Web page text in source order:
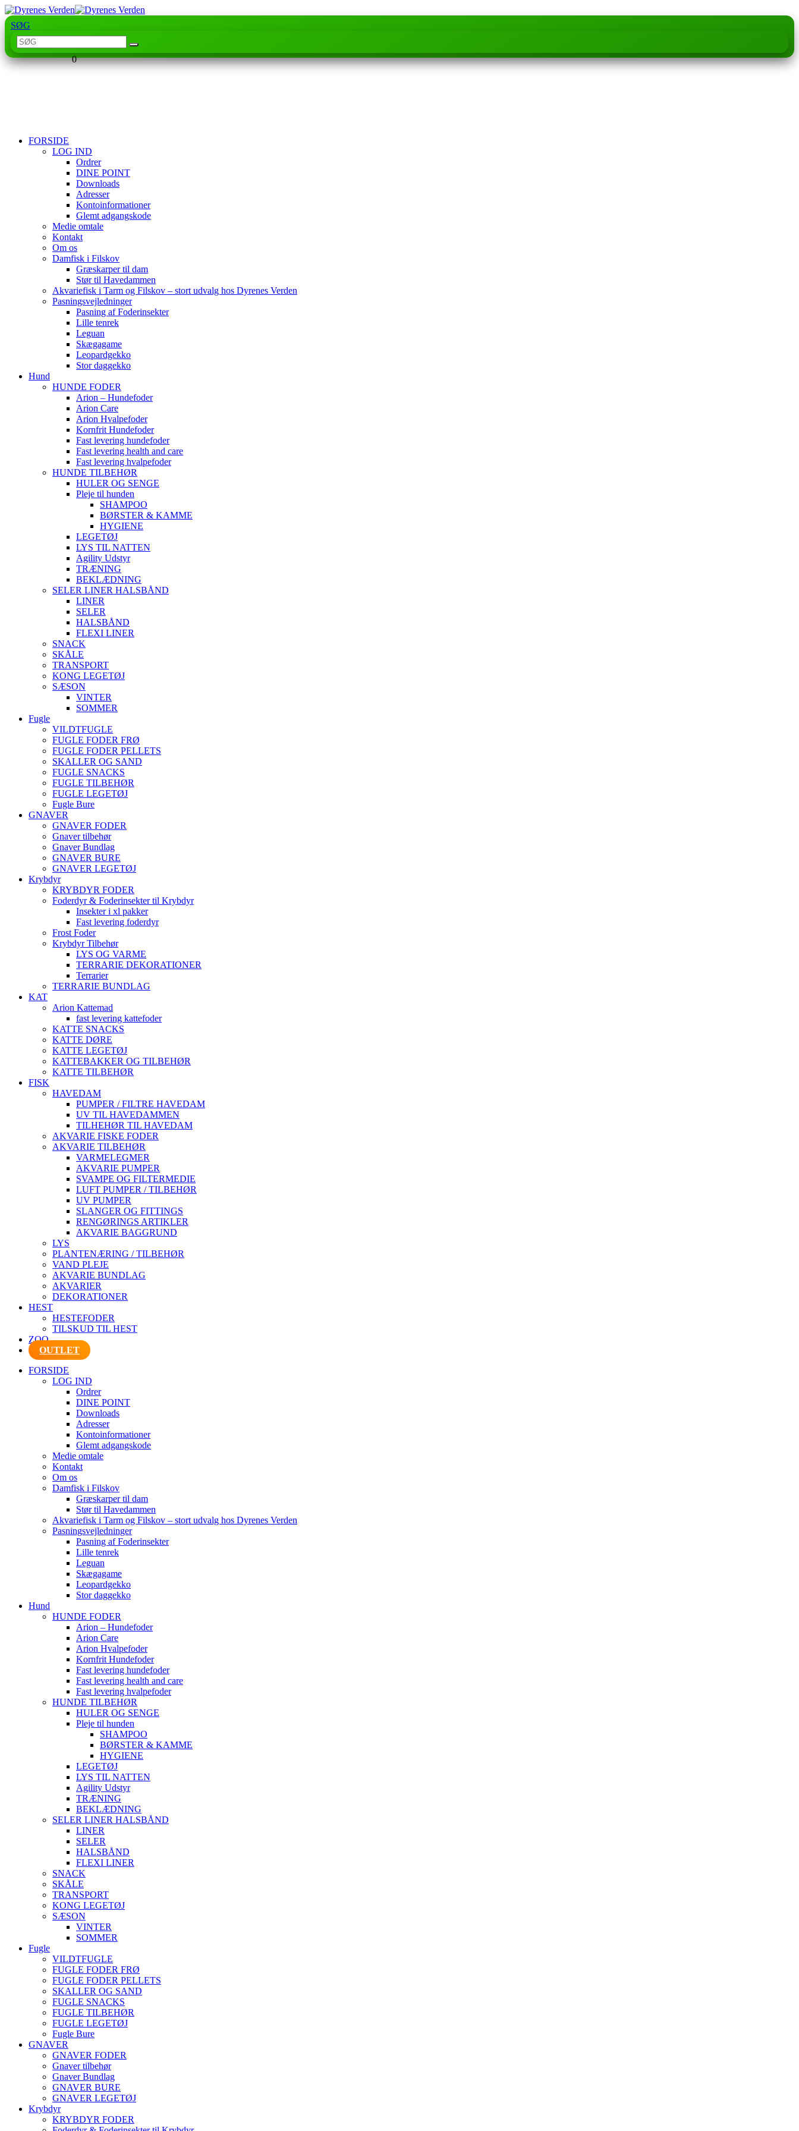
SØG
0
FORSIDE
LOG IND
Ordrer
DINE POINT
Downloads
Adresser
Kontoinformationer
Glemt adgangskode
Medie omtale
Kontakt
Om os
Damfisk i Filskov
Græskarper til dam
Stør til Havedammen
Akvariefisk i Tarm og Filskov – stort udvalg hos Dyrenes Verden
Pasningsvejledninger
Pasning af Foderinsekter
Lille tenrek
Leguan
Skægagame
Leopardgekko
Stor daggekko
Hund
HUNDE FODER
Arion – Hundefoder
Arion Care
Arion Hvalpefoder
Kornfrit Hundefoder
Fast levering hundefoder
Fast levering health and care
Fast levering hvalpefoder
HUNDE TILBEHØR
HULER OG SENGE
Pleje til hunden
SHAMPOO
BØRSTER & KAMME
HYGIENE
LEGETØJ
LYS TIL NATTEN
Agility Udstyr
TRÆNING
BEKLÆDNING
SELER LINER HALSBÅND
LINER
SELER
HALSBÅND
FLEXI LINER
SNACK
SKÅLE
TRANSPORT
KONG LEGETØJ
SÆSON
VINTER
SOMMER
Fugle
VILDTFUGLE
FUGLE FODER FRØ
FUGLE FODER PELLETS
SKALLER OG SAND
FUGLE SNACKS
FUGLE TILBEHØR
FUGLE LEGETØJ
Fugle Bure
GNAVER
GNAVER FODER
Gnaver tilbehør
Gnaver Bundlag
GNAVER BURE
GNAVER LEGETØJ
Krybdyr
KRYBDYR FODER
Foderdyr & Foderinsekter til Krybdyr
Insekter i xl pakker
Fast levering foderdyr
Frost Foder
Krybdyr Tilbehør
LYS OG VARME
TERRARIE DEKORATIONER
Terrarier
TERRARIE BUNDLAG
KAT
Arion Kattemad
fast levering kattefoder
KATTE SNACKS
KATTE DØRE
KATTE LEGETØJ
KATTEBAKKER OG TILBEHØR
KATTE TILBEHØR
FISK
HAVEDAM
PUMPER / FILTRE HAVEDAM
UV TIL HAVEDAMMEN
TILHEHØR TIL HAVEDAM
AKVARIE FISKE FODER
AKVARIE TILBEHØR
VARMELEGMER
AKVARIE PUMPER
SVAMPE OG FILTERMEDIE
LUFT PUMPER / TILBEHØR
UV PUMPER
SLANGER OG FITTINGS
RENGØRINGS ARTIKLER
AKVARIE BAGGRUND
LYS
PLANTENÆRING / TILBEHØR
VAND PLEJE
AKVARIE BUNDLAG
AKVARIER
DEKORATIONER
HEST
HESTEFODER
TILSKUD TIL HEST
ZOO
OUTLET
FORSIDE
LOG IND
Ordrer
DINE POINT
Downloads
Adresser
Kontoinformationer
Glemt adgangskode
Medie omtale
Kontakt
Om os
Damfisk i Filskov
Græskarper til dam
Stør til Havedammen
Akvariefisk i Tarm og Filskov – stort udvalg hos Dyrenes Verden
Pasningsvejledninger
Pasning af Foderinsekter
Lille tenrek
Leguan
Skægagame
Leopardgekko
Stor daggekko
Hund
HUNDE FODER
Arion – Hundefoder
Arion Care
Arion Hvalpefoder
Kornfrit Hundefoder
Fast levering hundefoder
Fast levering health and care
Fast levering hvalpefoder
HUNDE TILBEHØR
HULER OG SENGE
Pleje til hunden
SHAMPOO
BØRSTER & KAMME
HYGIENE
LEGETØJ
LYS TIL NATTEN
Agility Udstyr
TRÆNING
BEKLÆDNING
SELER LINER HALSBÅND
LINER
SELER
HALSBÅND
FLEXI LINER
SNACK
SKÅLE
TRANSPORT
KONG LEGETØJ
SÆSON
VINTER
SOMMER
Fugle
VILDTFUGLE
FUGLE FODER FRØ
FUGLE FODER PELLETS
SKALLER OG SAND
FUGLE SNACKS
FUGLE TILBEHØR
FUGLE LEGETØJ
Fugle Bure
GNAVER
GNAVER FODER
Gnaver tilbehør
Gnaver Bundlag
GNAVER BURE
GNAVER LEGETØJ
Krybdyr
KRYBDYR FODER